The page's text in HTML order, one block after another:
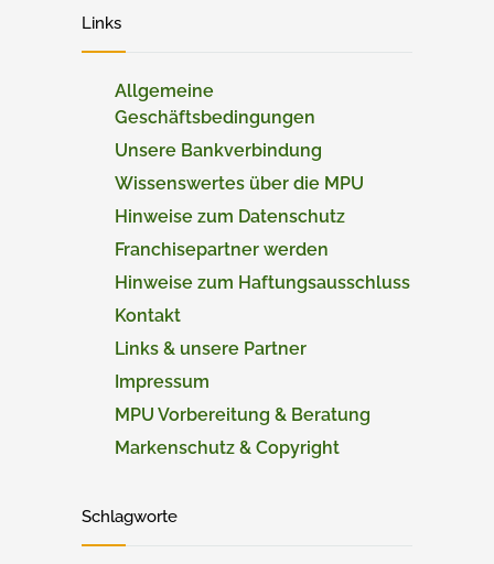
Links
Allgemeine
Geschäftsbedingungen
Unsere Bankverbindung
Wissenswertes über die MPU
Hinweise zum Datenschutz
Franchisepartner werden
Hinweise zum Haftungsausschluss
Kontakt
Links & unsere Partner
Impressum
MPU Vorbereitung & Beratung
Markenschutz & Copyright
Schlagworte